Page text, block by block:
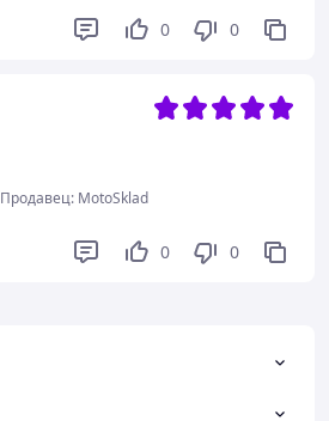
0 0
Продавец: MotoSklad
0 0